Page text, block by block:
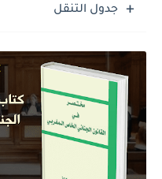
جدول التنقل